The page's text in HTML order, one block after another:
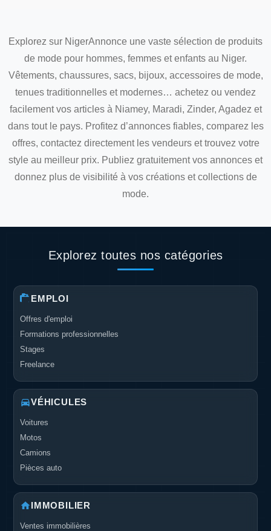
Explorez sur NigerAnnonce une vaste sélection de produits
de mode pour hommes, femmes et enfants au Niger.
Vêtements, chaussures, sacs, bijoux, accessoires de mode,
tenues traditionnelles et modernes… achetez ou vendez
facilement vos articles à Niamey, Maradi, Zinder, Agadez et
dans tout le pays. Profitez d’annonces fiables, comparez les
offres, contactez directement les vendeurs et trouvez votre
style au meilleur prix. Publiez gratuitement vos annonces et
donnez plus de visibilité à vos créations et collections de
mode.
Explorez toutes nos catégories
EMPLOI
Offres d'emploi
Formations professionnelles
Stages
Freelance
VÉHICULES
Voitures
Motos
Camions
Pièces auto
IMMOBILIER
Ventes immobilières